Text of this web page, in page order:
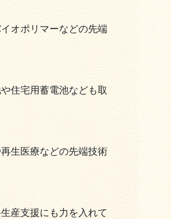
オポリマーなどの先端
住宅用蓄電池なども取
生医療などの先端技術
産支援にも力を入れて